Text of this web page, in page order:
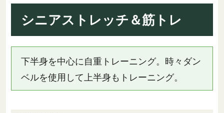
シニアストレッチ＆筋トレ
下半身を中心に自重トレーニング。時々ダン
ベルを使用して上半身もトレーニング。